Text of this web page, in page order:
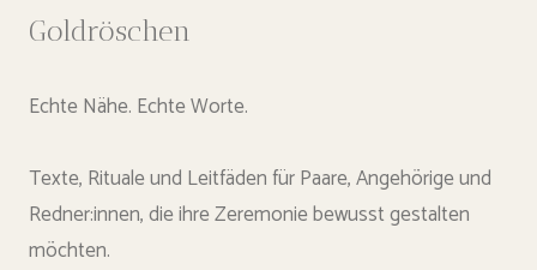
Goldröschen
Echte Nähe. Echte Worte.
Texte, Rituale und Leitfäden für Paare, Angehörige und
Redner:innen, die ihre Zeremonie bewusst gestalten
möchten.